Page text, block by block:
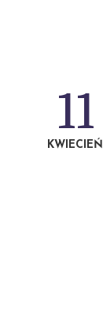
11
KWIECIEŃ